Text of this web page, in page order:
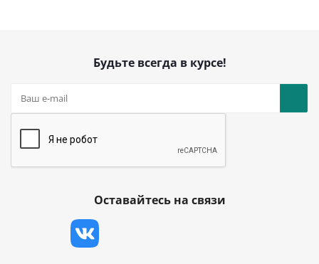
Будьте всегда в курсе!
Оставайтесь на связи